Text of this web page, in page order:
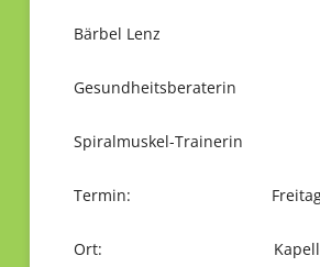
Bärbel Lenz
Gesundheitsberaterin
Spiralmuskel-Trainerin
Termin: Freitag 30.
Ort: Kapellenweg 15,